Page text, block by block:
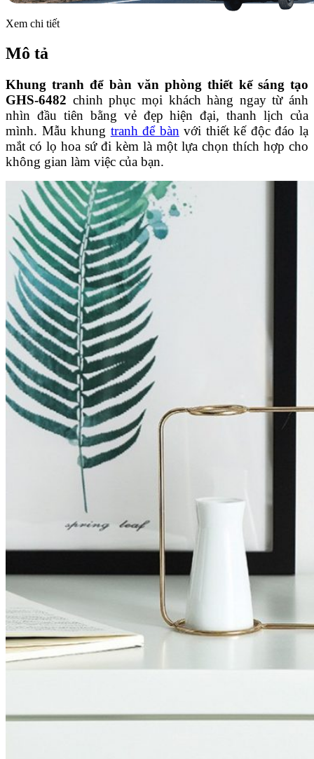
Xem chi tiết
Mô tả
Khung tranh để bàn văn phòng thiết kế sáng tạo
GHS-6482 chinh phục mọi khách hàng ngay từ ánh
nhìn đầu tiên bằng vẻ đẹp hiện đại, thanh lịch của
mình. Mẫu khung tranh để bàn với thiết kế độc đáo lạ
mắt có lọ hoa sứ đi kèm là một lựa chọn thích hợp cho
không gian làm việc của bạn.